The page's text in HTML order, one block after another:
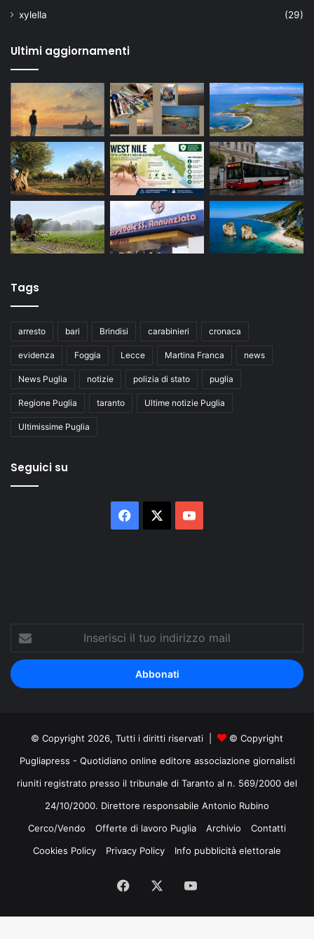
xylella
(29)
Ultimi aggiornamenti
Tags
arresto bari Brindisi carabinieri cronaca
evidenza Foggia Lecce Martina Franca news
News Puglia notizie polizia di stato puglia
Regione Puglia taranto Ultime notizie Puglia
Ultimissime Puglia
Seguici su
Facebook
tuo
indirizzo
mail
© Copyright 2026, Tutti i diritti riservati |
© Copyright
Pugliapress - Quotidiano online editore associazione giornalisti
riuniti registrato presso il tribunale di Taranto al n. 569/2000 del
24/10/2000. Direttore responsabile Antonio Rubino
Cerco/Vendo
Offerte di lavoro Puglia Archivio
Contatti
Cookies Policy
Privacy Policy Info pubblicità elettorale
Facebook
Tube